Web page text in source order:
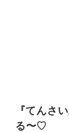
『てんさ
る〜♡